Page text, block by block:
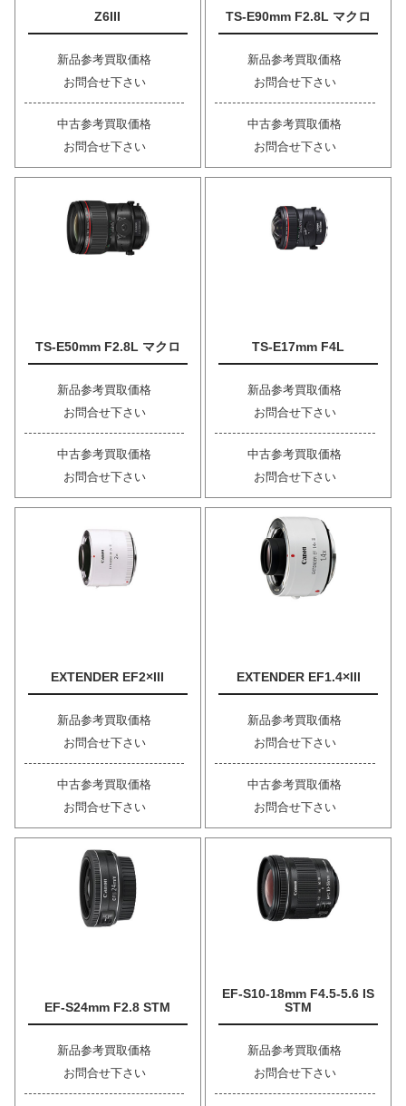
Z6III
新品参考買取価格
お問合せ下さい
中古参考買取価格
お問合せ下さい
TS-E90mm F2.8L マクロ
新品参考買取価格
お問合せ下さい
中古参考買取価格
お問合せ下さい
TS-E50mm F2.8L マクロ
新品参考買取価格
お問合せ下さい
中古参考買取価格
お問合せ下さい
TS-E17mm F4L
新品参考買取価格
お問合せ下さい
中古参考買取価格
お問合せ下さい
EXTENDER EF2×III
新品参考買取価格
お問合せ下さい
中古参考買取価格
お問合せ下さい
EXTENDER EF1.4×III
新品参考買取価格
お問合せ下さい
中古参考買取価格
お問合せ下さい
EF-S24mm F2.8 STM
新品参考買取価格
お問合せ下さい
EF-S10-18mm F4.5-5.6 IS
STM
新品参考買取価格
お問合せ下さい